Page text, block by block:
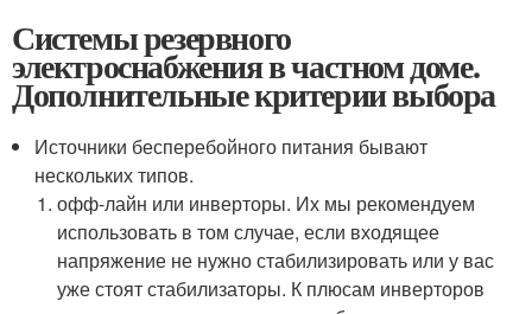
Системы резервного
электроснабжения в частном доме.
Дополнительные критерии выбора
Источники бесперебойного питания бывают
нескольких типов.
офф-лайн или инверторы. Их мы рекомендуем
использовать в том случае, если входящее
напряжение не нужно стабилизировать или у вас
уже стоят стабилизаторы. К плюсам инверторов